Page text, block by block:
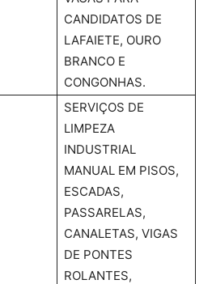
CANDIDATOS DE
LAFAIETE, OURO
BRANCO E
CONGONHAS.
SERVIÇOS DE
LIMPEZA
INDUSTRIAL
MANUAL EM PISOS,
ESCADAS,
PASSARELAS,
CANALETAS, VIGAS
DE PONTES
ROLANTES,